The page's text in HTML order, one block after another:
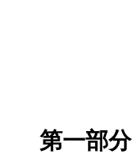
第一部分